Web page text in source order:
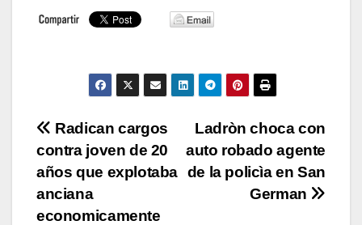
Navegación
de
entradas
Ladròn choca con
auto robado agente
de la policìa en San
German
Radican cargos
contra joven de 20
años que explotaba
anciana
economicamente